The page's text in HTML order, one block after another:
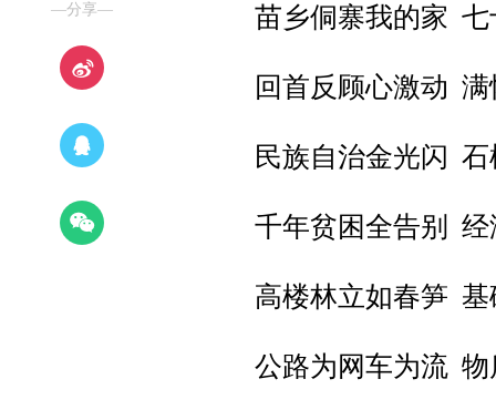
—分享— 苗乡侗寨我的家 七
回首反顾心激动
民族自治金光闪
千年贫困全告别 经
高楼林立如春笋
公路为网车为流 物